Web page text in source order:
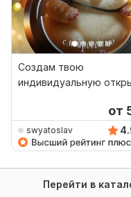
Создам твою
индивидуальную
от
swyatoslav
Перейти в